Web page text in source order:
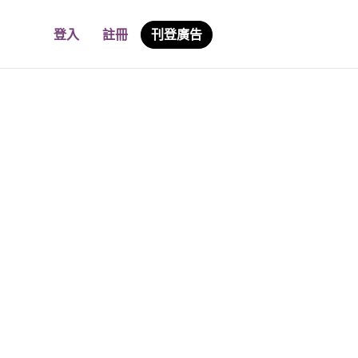
登入 註冊 刊登廣告